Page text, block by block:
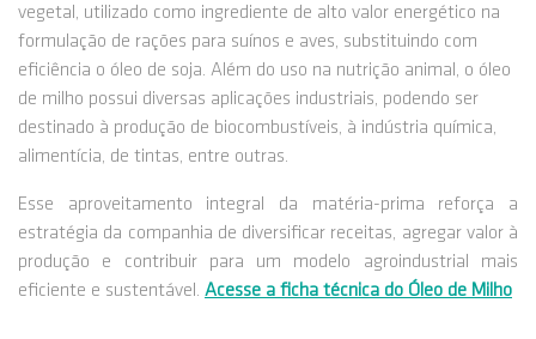
vegetal, utilizado como ingrediente de alto valor energético na
formulação de rações para suínos e aves, substituindo com
eficiência o óleo de soja. Além do uso na nutrição animal, o óleo
de milho possui diversas aplicações industriais, podendo ser
destinado à produção de biocombustíveis, à indústria química,
alimentícia, de tintas, entre outras.
Esse aproveitamento integral da matéria-prima reforça a
estratégia da companhia de diversificar receitas, agregar valor à
produção e contribuir para um modelo agroindustrial mais
eficiente e sustentável. Acesse a ficha técnica do Óleo de Milho